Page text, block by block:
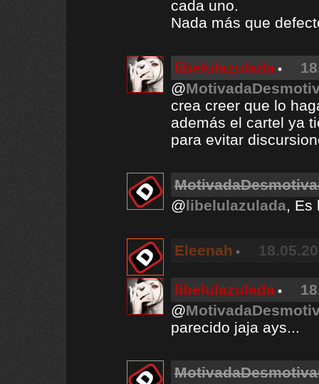
cada uno.
Nada más que
libelulazulada
@
crea creer que lo
además el cartel ya
para evitar
@libelulazulada, Es
Eleenah
libelulazulada
@
parecido jaja ays...